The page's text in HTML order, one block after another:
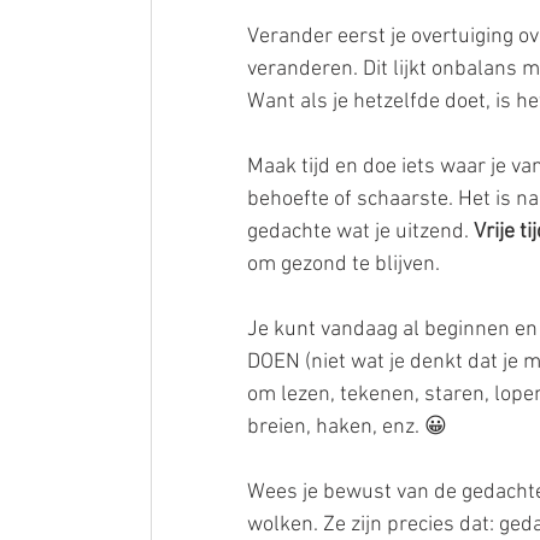
Verander eerst je overtuiging
veranderen. Dit lijkt onbalans
Want als je hetzelfde doet,
Maak tijd en doe iets waar je
behoefte of schaarste. Het is
gedachte wat je uitzend. Vrije
om gezond te blijven. ⠀
Je kunt vandaag al beginnen
DOEN (niet wat je denkt dat je
om lezen, tekenen, staren,
breien, haken, enz. 😀
Wees je bewust van de
wolken. Ze zijn precies dat: